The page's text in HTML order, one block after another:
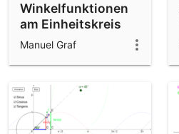
Winkelfunktionen
am Einheitskreis
Manuel Graf